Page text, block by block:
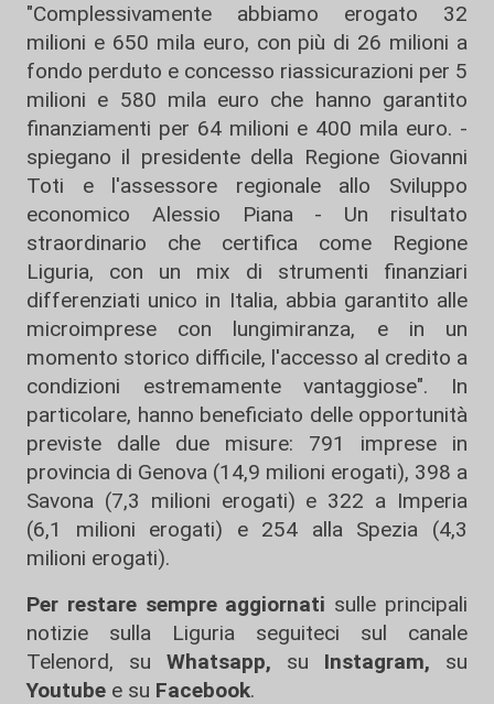
"Complessivamente abbiamo erogato 32
milioni e 650 mila euro, con più di 26 milioni a
fondo perduto e concesso riassicurazioni per 5
milioni e 580 mila euro che hanno garantito
finanziamenti per 64 milioni e 400 mila euro. -
spiegano il presidente della Regione Giovanni
Toti e l'assessore regionale allo Sviluppo
economico Alessio Piana - Un risultato
straordinario che certifica come Regione
Liguria, con un mix di strumenti finanziari
differenziati unico in Italia, abbia garantito alle
microimprese con lungimiranza, e in un
momento storico difficile, l'accesso al credito a
condizioni estremamente vantaggiose". In
particolare, hanno beneficiato delle opportunità
previste dalle due misure: 791 imprese in
provincia di Genova (14,9 milioni erogati), 398 a
Savona (7,3 milioni erogati) e 322 a Imperia
(6,1 milioni erogati) e 254 alla Spezia (4,3
milioni erogati).
Per restare sempre aggiornati sulle principali
notizie sulla Liguria seguiteci sul canale
Telenord, su
Whatsapp, su Instagram, su
Youtube e su Facebook.